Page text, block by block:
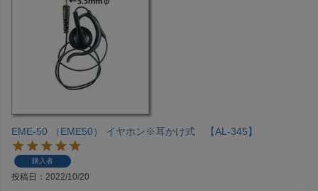
EME-50 （EME50） イヤホン※耳かけ式 【AL-345】
購入者
投稿日 2022/10/20